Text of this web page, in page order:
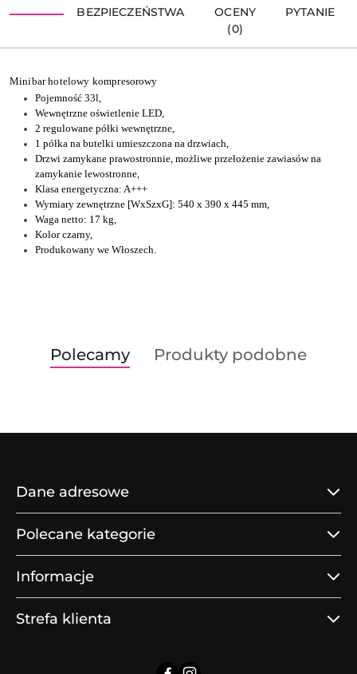
BEZPIECZEŃSTWA
OCENY
(0)
PYTANIE
Minibar hotelowy kompresorowy
Pojemność 33l,
Wewnętrzne oświetlenie LED,
2 regulowane półki wewnętrzne,
1 półka na butelki umieszczona na drzwiach,
Drzwi zamykane prawostronnie, możliwe przełożenie zawiasów na
zamykanie lewostronne,
Klasa energetyczna: A+++
Wymiary zewnętrzne [WxSzxG]: 540 x 390 x 445 mm,
Waga netto: 17 kg,
Kolor czarny,
Produkowany we Włoszech.
Pomiń karuzelę produktów
Produkty
o
Polecamy
Produkty
Produkty podobne
Dane adresowe
Polecane kategorie
Informacje
Strefa klienta